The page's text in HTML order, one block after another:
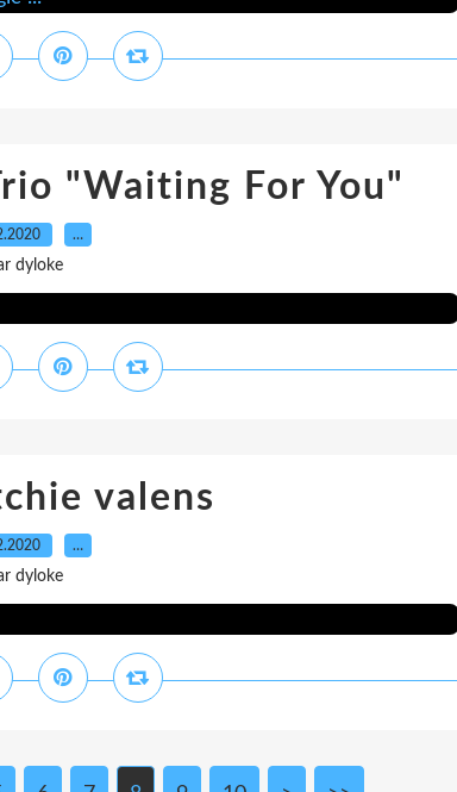
"Waiting For You"
…
dyloke
valens
…
dyloke